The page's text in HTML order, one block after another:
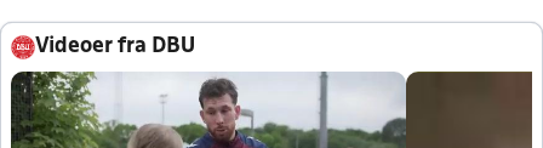
Videoer fra DBU